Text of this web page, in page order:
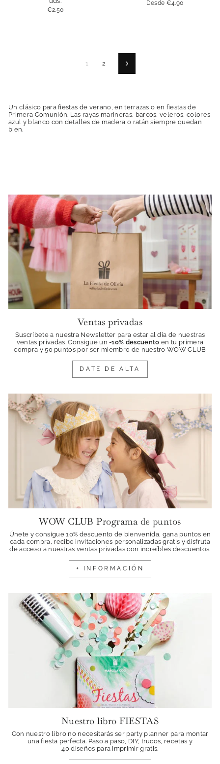
€2.50
Desde €4.90
1 2 Siguiente
Un clásico para fiestas de verano, en terrazas o en fiestas de
Primera Comunión. Las rayas marineras, barcos, veleros, colores
azul y blanco con detalles de madera o ratán siempre quedan
bien.
Ventas privadas
Suscríbete a nuestra Newsletter para estar al día de nuestras
ventas privadas. Consigue un -10% descuento en tu primera
compra y 50 puntos por ser miembro de nuestro WOW CLUB
DATE DE ALTA
WOW CLUB Programa de puntos
Únete y consigue 10% descuento de bienvenida, gana puntos en
cada compra, recibe invitaciones personalizadas gratis y disfruta
de acceso a nuestras ventas privadas con increíbles descuentos.
+ INFORMACIÓN
Nuestro libro FIESTAS
Con nuestro libro no necesitarás ser party planner para montar
una fiesta perfecta. Paso a paso, DIY, trucos, recetas y
40 diseños para imprimir gratis.